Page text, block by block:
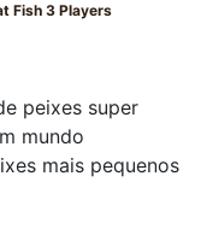
Fish 3 Players
peixes super
mundo
mais pequenos